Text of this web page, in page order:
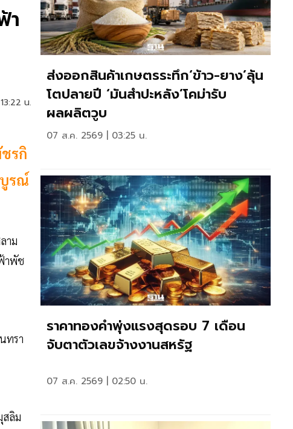
า
น.
รกิ
รณ์
าม
าพัช
ทรา
สลิม
ส่งออกสินค้าเกษตรระทึก‘ข้าว-ยาง’ลุ้น
โตปลายปี ‘มันสำปะหลัง’โคม่ารับ
ผลผลิตวูบ
07 ส.ค. 2569 | 03:25 น.
ราคาทองคำพุ่งแรงสุดรอบ 7 เดือน
จับตาตัวเลขจ้างงานสหรัฐ
07 ส.ค. 2569 | 02:50 น.